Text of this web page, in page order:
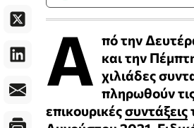
Α πό την
και την
χιλιάδες
πληρωθούν
επικουρικέςσυντάξεις